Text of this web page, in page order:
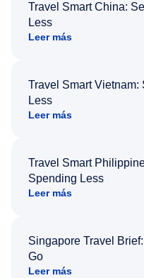
Travel Smart China:
Less
Leer más
Travel Smart
Less
Leer más
Travel Smart
Spending Less
Leer más
Singapore Travel
Go
Leer más